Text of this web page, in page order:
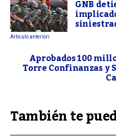
GNB
Articulo anteriori
Aprobados 100
Torre Confinanzas y
También te